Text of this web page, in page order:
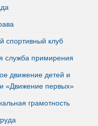
спортивный клуб
служба примирения
движение детей и
«Движение первых»
грамотность